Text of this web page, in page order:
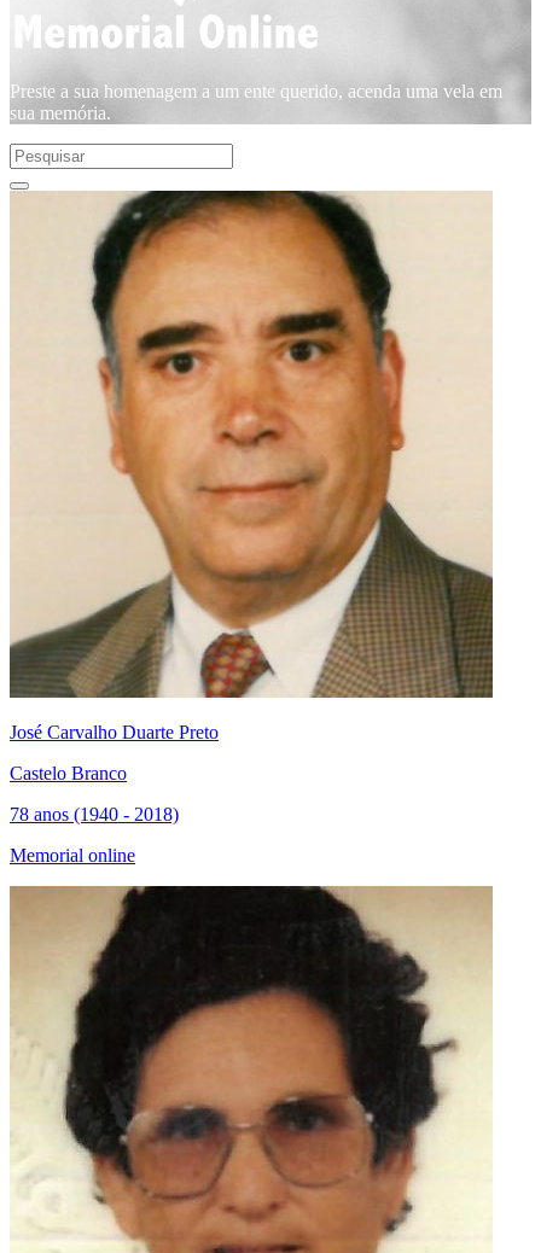
Preste a sua homenagem a um ente querido, acenda uma vela em
sua memória.
José Carvalho Duarte Preto
Castelo Branco
78 anos (1940 - 2018)
Memorial online